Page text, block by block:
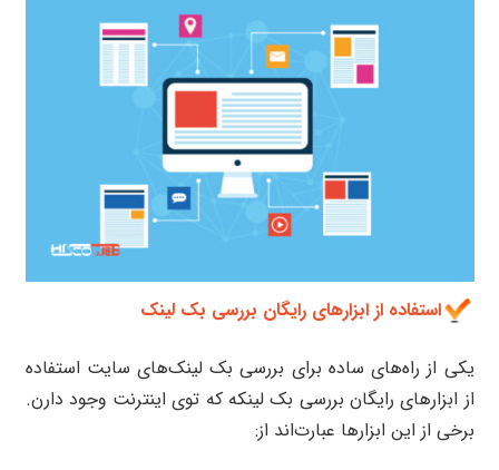
استفاده از ابزارهای رایگان بررسی بک لینک
یکی از راه‌های ساده برای بررسی بک لینک‌های سایت استفاده
از ابزارهای رایگان بررسی بک لینکه که توی اینترنت وجود دارن.
برخی از این ابزارها عبارت‌اند از: